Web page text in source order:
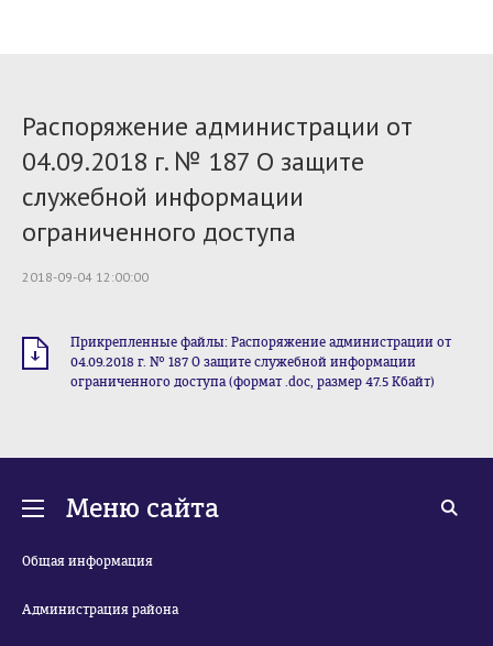
Распоряжение администрации от
04.09.2018 г. № 187 О защите
служебной информации
ограниченного доступа
2018-09-04 12:00:00
Прикрепленные файлы: Распоряжение администрации от
04.09.2018 г. № 187 О защите служебной информации
ограниченного доступа (формат .doc, размер 47.5 Кбайт)
Меню сайта
Общая информация
Администрация района